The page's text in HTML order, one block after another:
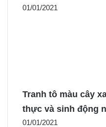
01/01/2021
Tranh tô màu cây
thực và sinh động
01/01/2021